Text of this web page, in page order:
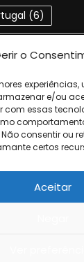
o
e/ou
com essas
consentir ou
certos
Aceitar
(6)
steampunk
TSF(3)
(4)